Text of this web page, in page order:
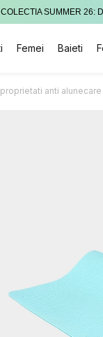
COLECTIA SUMMER 26:
Femei Baieti
anti alunecare